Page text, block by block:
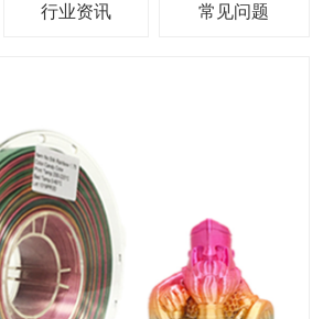
行业资讯 常见问题